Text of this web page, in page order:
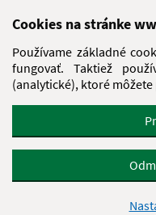
Preskočiť na hlavný obsah
Cookies na stránke
Používame základné
fungovať. Taktiež
(analytické), ktoré